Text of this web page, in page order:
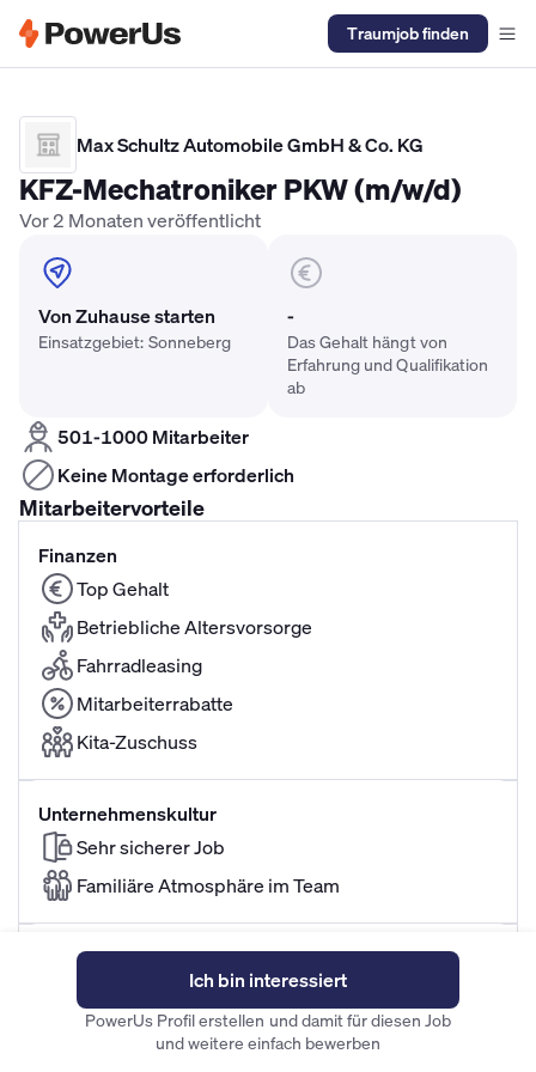
Traumjob finden
Max Schultz Automobile GmbH & Co. KG
KFZ-Mechatroniker PKW (m/w/d)
Vor 2 Monaten veröffentlicht
Von Zuhause starten
Einsatzgebiet: Sonneberg
-
Das Gehalt hängt von
Erfahrung und Qualifikation
ab
501-1000 Mitarbeiter
Keine Montage erforderlich
Mitarbeitervorteile
Finanzen
Top Gehalt
Betriebliche Altersvorsorge
Fahrradleasing
Mitarbeiterrabatte
Kita-Zuschuss
Unternehmenskultur
Sehr sicherer Job
Familiäre Atmosphäre im Team
Flexibilität
Familienfreundliche Arbeitszeiten
Alle Mitarbeitervorteile ansehen
Ich bin interessiert
PowerUs Profil erstellen und damit für diesen Job
und weitere einfach bewerben